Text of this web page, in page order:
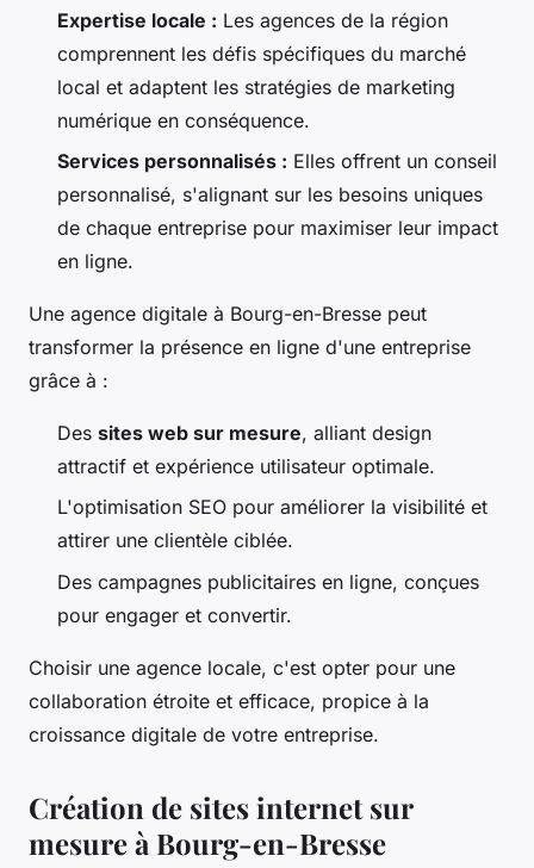
Expertise locale : Les agences de la région
comprennent les défis spécifiques du marché
local et adaptent les stratégies de marketing
numérique en conséquence.
Services personnalisés : Elles offrent un conseil
personnalisé, s'alignant sur les besoins uniques
de chaque entreprise pour maximiser leur impact
en ligne.
Une agence digitale à Bourg-en-Bresse peut
transformer la présence en ligne d'une entreprise
grâce à :
Des sites web sur mesure, alliant design
attractif et expérience utilisateur optimale.
L'optimisation SEO pour améliorer la visibilité et
attirer une clientèle ciblée.
Des campagnes publicitaires en ligne, conçues
pour engager et convertir.
Choisir une agence locale, c'est opter pour une
collaboration étroite et efficace, propice à la
croissance digitale de votre entreprise.
Création de sites internet sur
mesure à Bourg-en-Bresse